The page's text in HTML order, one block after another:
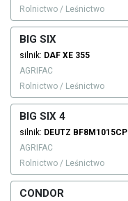
Rolnictwo / Leśnictwo
BIG SIX
silnik: DAF XE 355
AGRIFAC
Rolnictwo / Leśnictwo
BIG SIX 4
silnik: DEUTZ BF8M1015CP
AGRIFAC
Rolnictwo / Leśnictwo
CONDOR